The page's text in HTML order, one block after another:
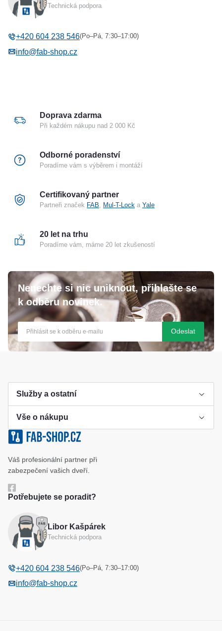
změna strany panikové funkce pomocí šroubky
Rozteč
Backset
65 mm
Protipožární
Technická podpora
+420 604 238 546(Po–Pá, 7:30–17:00)
info@fab-shop.cz
Doprava zdarma
Při každém nákupu nad 2 000 Kč
Odborné poradenství
Poradíme vám s výběrem i montáží
Certifikovaný partner
Partneři značek FAB Mul-T-Lock a Yale
20 let na trhu
Poradíme vám, máme 20 let zkušeností
Nenechte si nic uniknout, přihlašte se
k odběru novinek.
Odeslat
Služby a ostatní
Výroba klíče
Klíčové systémy
Katalog
Vše o nákupu
Cookies a podmínky používání
Ochrana osobních údajů
Odstoupení od kupní smlouvy
Váš profesionální partner při
zabezpečení vašich dveří.
Potřebujete se poradit?
Libor Kašpárek
Technická podpora
+420 604 238 546(Po–Pá, 7:30–17:00)
info@fab-shop.cz